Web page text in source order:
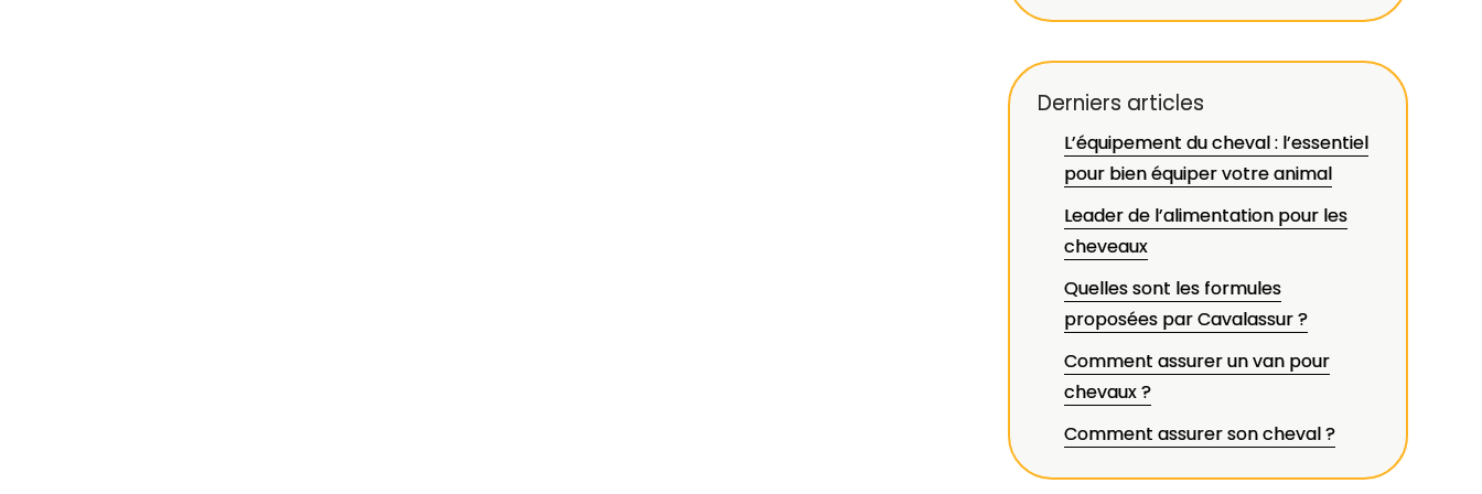
Derniers articles
L’équipement du cheval : l’essentiel
pour bien équiper votre animal
Leader de l’alimentation pour les
cheveaux
Quelles sont les formules
proposées par Cavalassur ?
Comment assurer un van pour
chevaux ?
Comment assurer son cheval ?